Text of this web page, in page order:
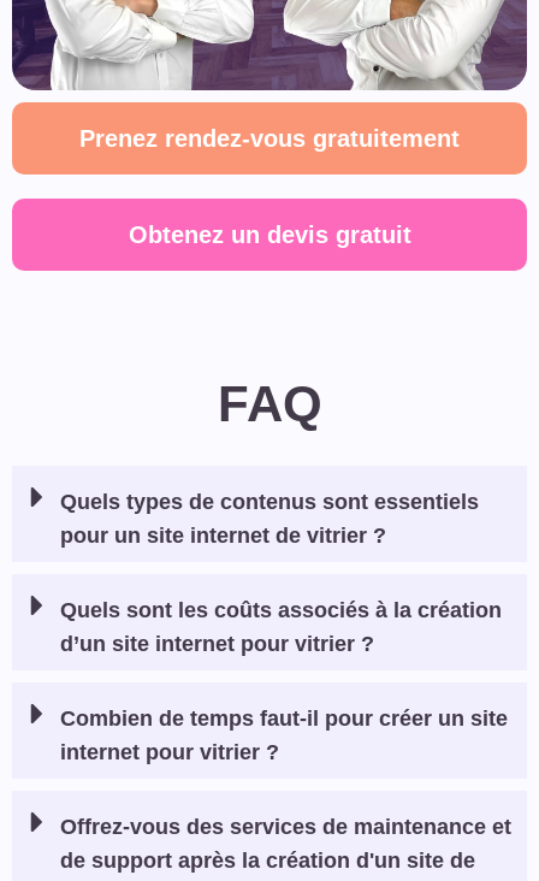
Prenez rendez-vous gratuitement
Obtenez un devis gratuit
FAQ
Quels types de contenus sont essentiels
pour un site internet de vitrier ?
Quels sont les coûts associés à la création
d’un site internet pour vitrier ?
Combien de temps faut-il pour créer un site
internet pour vitrier ?
Offrez-vous des services de maintenance et
de support après la création d'un site de